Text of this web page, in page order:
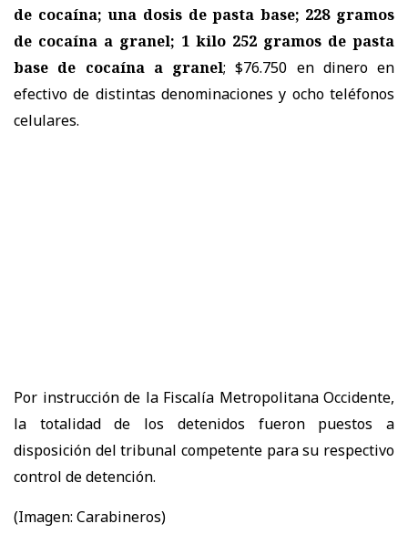
de cocaína; una dosis de pasta base; 228 gramos
de cocaína a granel; 1 kilo 252 gramos de pasta
base de cocaína a granel; $76.750 en dinero en
efectivo de distintas denominaciones y ocho teléfonos
celulares.
Por instrucción de la Fiscalía Metropolitana Occidente,
la totalidad de los detenidos fueron puestos a
disposición del tribunal competente para su respectivo
control de detención.
(Imagen: Carabineros)